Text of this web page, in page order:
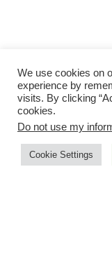
We use cookies on
experience by
visits. By clicking
cookies.
Do not use my
Cookie Settings